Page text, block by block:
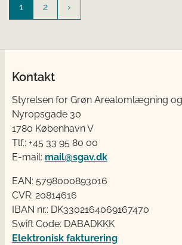
1 2
Kontakt
Styrelsen for Grøn Arealomlægning
Nyropsgade 30
1780 København V
Tlf.: +45 33 95 80 00
E-mail: mail@sgav.dk
EAN: 5798000893016
CVR: 20814616
IBAN nr.: DK3302164069167470
Swift Code: DABADKKK
Elektronisk fakturering